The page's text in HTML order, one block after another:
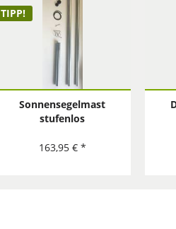
TIPP!
Sonnensegelmast
stufenlos
Stahl Länge ca. 250
163,95 € *